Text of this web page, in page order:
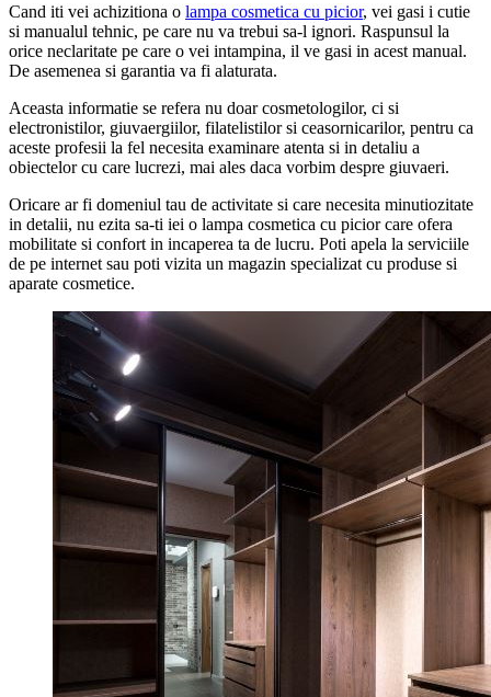
Cand iti vei achizitiona o lampa cosmetica cu picior, vei gasi i cutie
si manualul tehnic, pe care nu va trebui sa-l ignori. Raspunsul la
orice neclaritate pe care o vei intampina, il ve gasi in acest manual.
De asemenea si garantia va fi alaturata.
Aceasta informatie se refera nu doar cosmetologilor, ci si
electronistilor, giuvaergiilor, filatelistilor si ceasornicarilor, pentru ca
aceste profesii la fel necesita examinare atenta si in detaliu a
obiectelor cu care lucrezi, mai ales daca vorbim despre giuvaeri.
Oricare ar fi domeniul tau de activitate si care necesita minutiozitate
in detalii, nu ezita sa-ti iei o lampa cosmetica cu picior care ofera
mobilitate si confort in incaperea ta de lucru. Poti apela la serviciile
de pe internet sau poti vizita un magazin specializat cu produse si
aparate cosmetice.